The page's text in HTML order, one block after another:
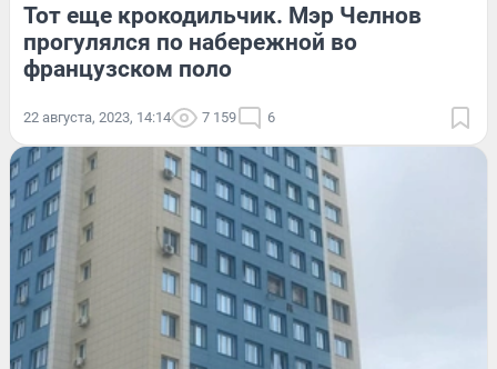
Тот еще крокодильчик. Мэр Челнов
прогулялся по набережной во
французском поло
22 августа, 2023, 14:14 7 159 6